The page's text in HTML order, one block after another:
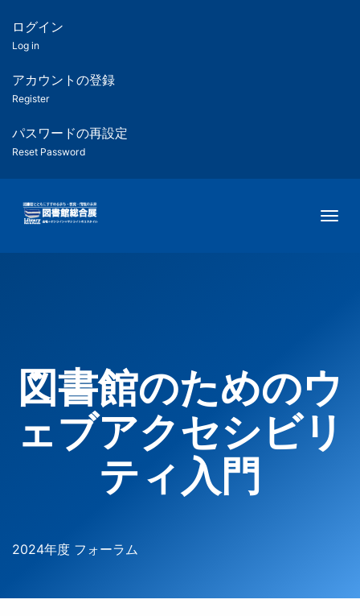
ツ
匿
名
ユ
ー
ー
用
メ
ログイン
Log in
アカウントの登録
Register
パスワードの再設定
Reset Password
図書館のためのウ
ェブアクセシビリ
ティ入門
2024年度 フォーラム